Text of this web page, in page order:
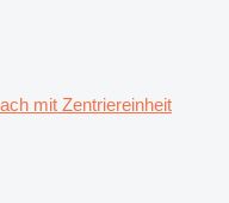
mit Zentriereinheit